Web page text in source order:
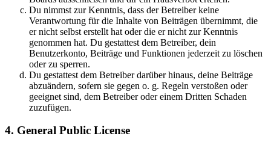
Du nimmst zur Kenntnis, dass der Betreiber keine
Verantwortung für die Inhalte von Beiträgen übernimmt, die
er nicht selbst erstellt hat oder die er nicht zur Kenntnis
genommen hat. Du gestattest dem Betreiber, dein
Benutzerkonto, Beiträge und Funktionen jederzeit zu löschen
oder zu sperren.
Du gestattest dem Betreiber darüber hinaus, deine Beiträge
abzuändern, sofern sie gegen o. g. Regeln verstoßen oder
geeignet sind, dem Betreiber oder einem Dritten Schaden
zuzufügen.
4. General Public License